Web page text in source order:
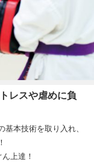
レスや虐めに負
基本技術を取り入れ、
上達！